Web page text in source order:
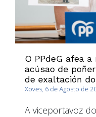
O PPdeG afea
acúsao de
de exaltación
Xoves, 6 de Agosto de
A viceportavoz